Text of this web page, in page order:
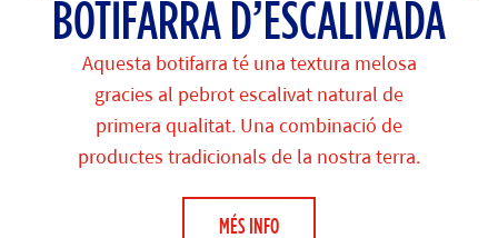
BOTIFARRA D’ESCALIVADA
Aquesta botifarra té una textura melosa
gracies al pebrot escalivat natural de
primera qualitat. Una combinació de
productes tradicionals de la nostra terra.
MÉS INFO